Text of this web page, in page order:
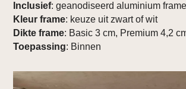
Inclusief: geanodiseerd aluminium frame
Kleur frame: keuze uit zwart of wit
Dikte frame: Basic 3 cm, Premium 4,2
Toepassing: Binnen